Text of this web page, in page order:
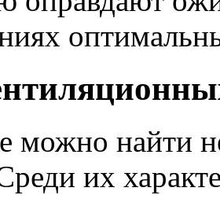
можно найти
их